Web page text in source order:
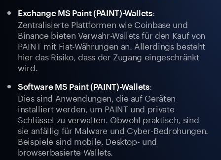
Exchange MS Paint (PAINT)-Wallets:
Zentralisierte Plattformen wie Coinbase und
Binance bieten Verwahr-Wallets für den Kauf von
PAINT mit Fiat-Währungen an. Allerdings besteht
hier das Risiko, dass der Zugang eingeschränkt
wird.
Software MS Paint (PAINT)-Wallets:
Dies sind Anwendungen, die auf Geräten
installiert werden, um PAINT und private
Schlüssel zu verwalten. Obwohl praktisch, sind
sie anfällig für Malware und Cyber-Bedrohungen.
Beispiele sind mobile, Desktop- und
browserbasierte Wallets.